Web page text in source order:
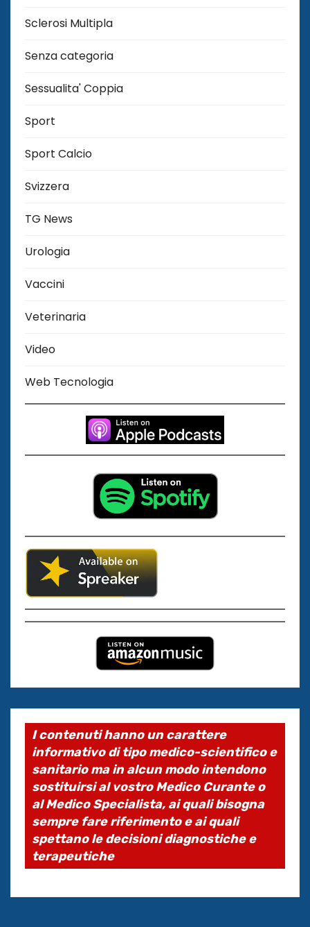
Sclerosi Multipla
Senza categoria
Sessualita' Coppia
Sport
Sport Calcio
Svizzera
TG News
Urologia
Vaccini
Veterinaria
Video
Web Tecnologia
I contenuti hanno un carattere
informativo di tipo medico-scientifico e
sanitario ma in alcun modo intendono
sostituirsi al vostro Medico Curante o
al Medico Specialista, ai quali bisogna
sempre fare riferimento e ai quali
spettano le decisioni diagnostiche e
terapeutiche